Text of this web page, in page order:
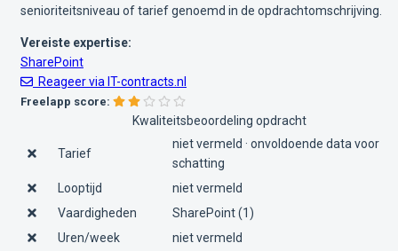
senioriteitsniveau of tarief genoemd in de opdrachtomschrijving.
Vereiste expertise:
SharePoint
Reageer via IT-contracts.nl
Freelapp score:
Kwaliteitsbeoordeling opdracht
Tarief
niet vermeld · onvoldoende data voor
schatting
Looptijd
niet vermeld
Vaardigheden
SharePoint (1)
Uren/week
niet vermeld